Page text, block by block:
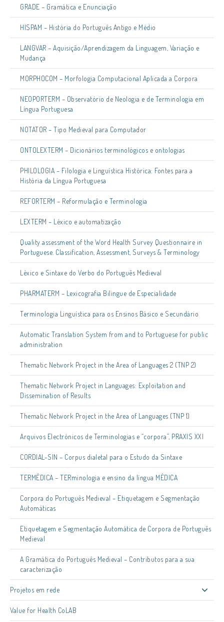
GRADE – Gramática e Enunciação
HISPAM – História do Português Antigo e Médio
LANGVAR – Aquisição/Aprendizagem da Linguagem, Variação e
Mudança
MORPHOCOM – Morfologia Computacional Aplicada a Corpora
NEOPORTERM – Observatório de Neologia e de Terminologia em
Língua Portuguesa
NOTATOR – Tipo Medieval para Computador
ONTOLEXTERM – Dicionários terminológicos e ontologias
PHILOLOGIA – Filologia e Linguística Histórica: Fontes para a
História da Língua Portuguesa
REFORTERM – Reformulação e Terminologia
LEXTERM – Léxico e automatização
Quality assessment of the Word Health Survey Questionnaire in
Portuguese. Classification, Assessment, Surveys & Terminology
Léxico e Sintaxe do Verbo do Português Medieval
PHARMATERM – Lexicografia Bilingue de Especialidade
Terminologia Linguística para os Ensinos Básico e Secundário
Automatic Translation System from and to Portuguese for public
administration
Thematic Network Project in the Area of Languages 2 (TNP 2)
Thematic Network Project in Languages: Exploitation and
Dissemination of Results
Thematic Network Project in the Area of Languages (TNP 1)
Arquivos Electrónicos de Terminologias e “corpora”, PRAXIS XXI
CORDIAL-SIN – Corpus dialetal para o Estudo da Sintaxe
TERMÉDICA – TERminologia e ensino da língua MÉDICA
Corpora do Português Medieval – Etiquetagem e Segmentação
Automáticas
Etiquetagem e Segmentação Automática de Corpora de Português
Medieval
A Gramática do Português Medieval – Contributos para a sua
caracterização
Projetos em rede
Value for Health CoLAB